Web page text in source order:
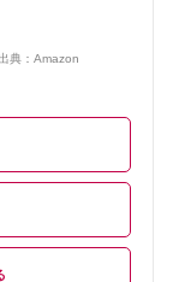
典： Amazon